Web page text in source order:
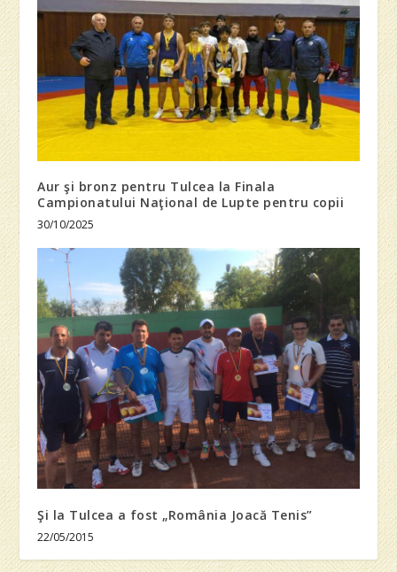
Aur şi bronz pentru Tulcea la Finala
Campionatului Naţional de Lupte pentru copii
30/10/2025
Şi la Tulcea a fost „România Joacă Tenis”
22/05/2015